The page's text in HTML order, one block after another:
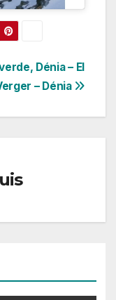
Dénia – El
– Dénia